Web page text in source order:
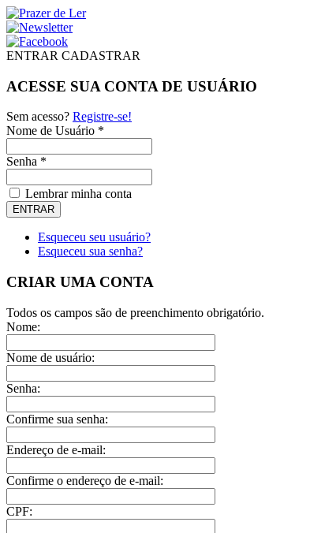
ENTRAR CADASTRAR
ACESSE SUA CONTA DE USUÁRIO
Sem acesso? Registre-se!
Nome de Usuário *
Senha *
Lembrar minha conta
Esqueceu seu usuário?
Esqueceu sua senha?
CRIAR UMA CONTA
Todos os campos são de preenchimento obrigatório.
Nome:
Nome de usuário:
Senha:
Confirme sua senha:
Endereço de e-mail:
Confirme o endereço de e-mail:
CPF: